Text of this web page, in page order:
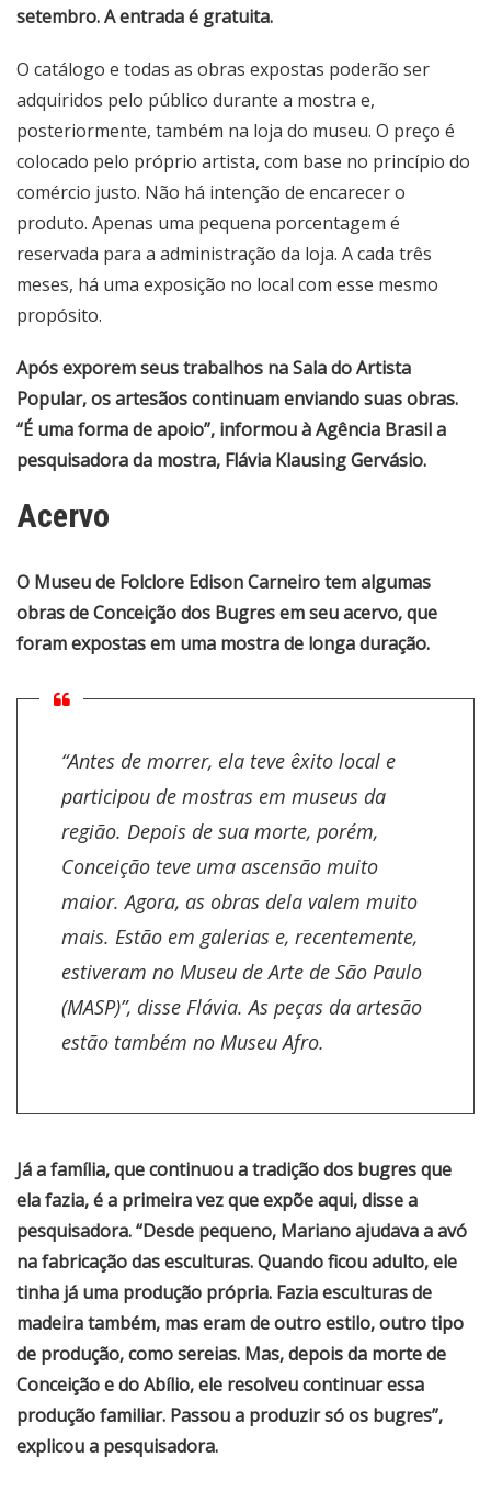
setembro. A entrada é gratuita.
O catálogo e todas as obras expostas poderão ser
adquiridos pelo público durante a mostra e,
posteriormente, também na loja do museu. O preço é
colocado pelo próprio artista, com base no princípio do
comércio justo. Não há intenção de encarecer o
produto. Apenas uma pequena porcentagem é
reservada para a administração da loja. A cada três
meses, há uma exposição no local com esse mesmo
propósito.
Após exporem seus trabalhos na Sala do Artista
Popular, os artesãos continuam enviando suas obras.
“É uma forma de apoio”, informou à Agência Brasil a
pesquisadora da mostra, Flávia Klausing Gervásio.
Acervo
O Museu de Folclore Edison Carneiro tem algumas
obras de Conceição dos Bugres em seu acervo, que
foram expostas em uma mostra de longa duração.
“Antes de morrer, ela teve êxito local e
participou de mostras em museus da
região. Depois de sua morte, porém,
Conceição teve uma ascensão muito
maior. Agora, as obras dela valem muito
mais. Estão em galerias e, recentemente,
estiveram no Museu de Arte de São Paulo
(MASP)”, disse Flávia. As peças da artesão
estão também no Museu Afro.
Já a família, que continuou a tradição dos bugres que
ela fazia, é a primeira vez que expõe aqui, disse a
pesquisadora. “Desde pequeno, Mariano ajudava a avó
na fabricação das esculturas. Quando ficou adulto, ele
tinha já uma produção própria. Fazia esculturas de
madeira também, mas eram de outro estilo, outro tipo
de produção, como sereias. Mas, depois da morte de
Conceição e do Abílio, ele resolveu continuar essa
produção familiar. Passou a produzir só os bugres”,
explicou a pesquisadora.